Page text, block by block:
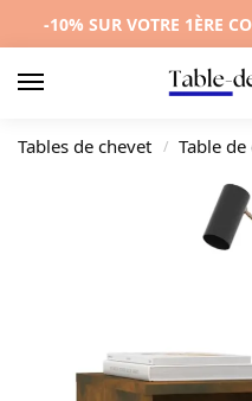
-10% SUR VOTRE 1ÈRE
Tables de chevet / Table